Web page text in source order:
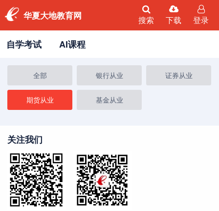
华夏大地教育网 搜索 下载 登录
自学考试 AI课程
全部 银行从业 证券从业
期货从业 基金从业
关注我们